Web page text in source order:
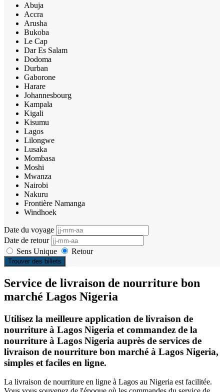
Abuja
Accra
Arusha
Bukoba
Le Cap
Dar Es Salam
Dodoma
Durban
Gaborone
Harare
Johannesbourg
Kampala
Kigali
Kisumu
Lagos
Lilongwe
Lusaka
Mombasa
Moshi
Mwanza
Nairobi
Nakuru
Frontière Namanga
Windhoek
Date du voyage
Date de retour
Sens Unique
Retour
Trouver des billets
Service de livraison de nourriture bon
marché Lagos Nigeria
Utilisez la meilleure application de livraison de
nourriture à Lagos Nigeria et commandez de la
nourriture à Lagos Nigeria auprès de services de
livraison de nourriture bon marché à Lagos Nigeria,
simples et faciles en ligne.
La livraison de nourriture en ligne à Lagos au Nigeria est facilitée.